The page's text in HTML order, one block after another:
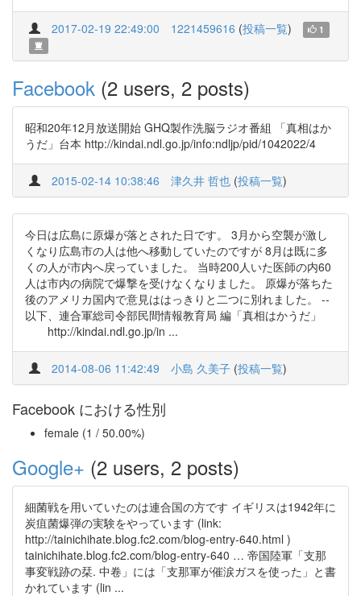
2017-02-19 22:49:00 1221459616 (投稿一覧) 1
Facebook (2 users, 2 posts)
昭和20年12月放送開始 GHQ製作洗脳ラジオ番組 「真相はか
うだ」台本 http://kindai.ndl.go.jp/info:ndljp/pid/1042022/4
2015-02-14 10:38:46 津久井 哲也 (投稿一覧)
今日は広島に原爆が落とされた日です。 3月から空襲が激し
くなり広島市の人は他へ移動していたのですが 8月は既に多
くの人が市内へ戻っていました。 当時200人いた医師の内60
人は市内の病院で爆撃を受けなくなりました。 原爆が落ちた
後のアメリカ国内で意見ははっきりと二つに別れました。 --
以下、連合軍総司令部民間情報教育局 編「真相はかうだ」
http://kindai.ndl.go.jp/in ...
2014-08-06 11:42:49 小島 久美子 (投稿一覧)
Facebook における性別
female (1 / 50.00%)
Google+ (2 users, 2 posts)
細菌戦を用いていたのは連合国の方です イギリスは1942年に
炭疽菌爆弾の実験をやっています (link:
http://tainichihate.blog.fc2.com/blog-entry-640.html )
tainichihate.blog.fc2.com/blog-entry-640 … 帝国陸軍「支那
事変戦跡の栞. 中卷」には「支那軍が催涙ガスを使った」と書
かれています (lin ...